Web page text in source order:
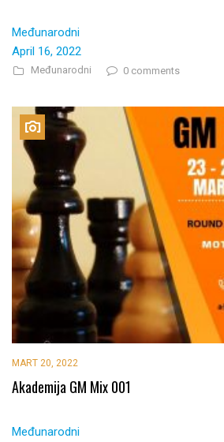
Međunarodni
April 16, 2022
Međunarodni 0 comments
MART 20, 2022
Akademija GM Mix 001
Međunarodni